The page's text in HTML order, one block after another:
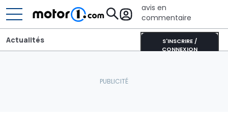
avis en
commentaire
S'INSCRIRE /
CONNEXION
Actualités